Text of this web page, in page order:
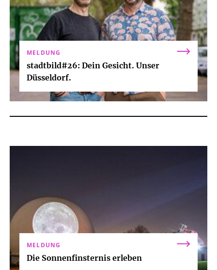
MELDUNG
stadtbild#26: Dein Gesicht. Unser
Düsseldorf.
MELDUNG
Die Sonnenfinsternis erleben